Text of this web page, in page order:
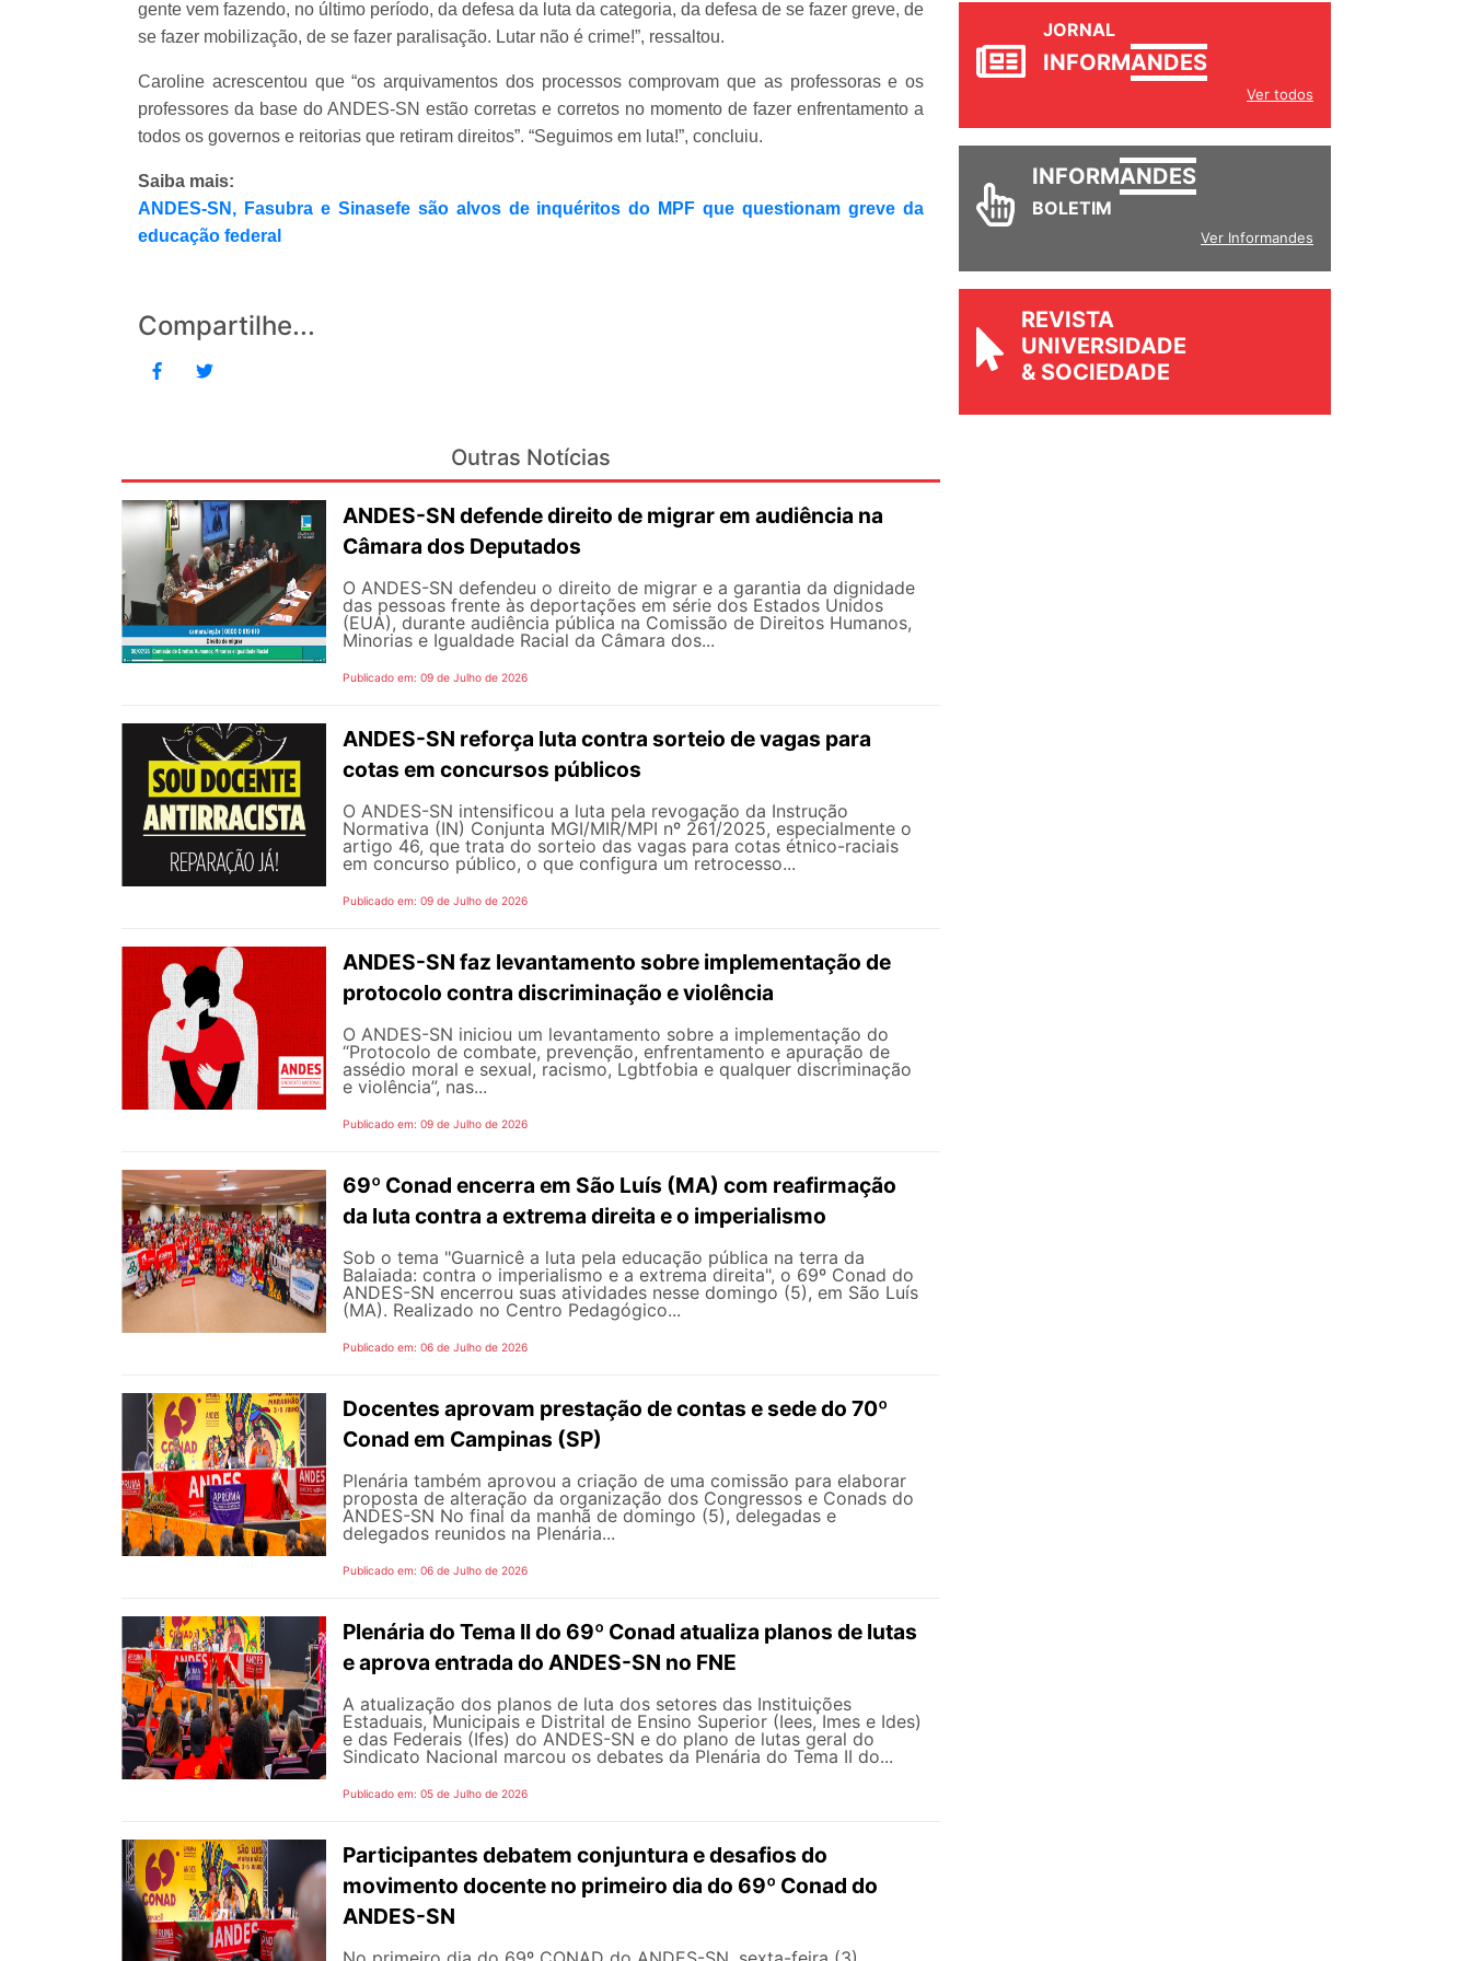
gente vem fazendo, no último período, da defesa da luta da categoria, da defesa de se fazer greve, de
se fazer mobilização, de se fazer paralisação. Lutar não é crime!”, ressaltou.
Caroline acrescentou que “os arquivamentos dos processos comprovam que as professoras e os
professores da base do ANDES-SN estão corretas e corretos no momento de fazer enfrentamento a
todos os governos e reitorias que retiram direitos”. “Seguimos em luta!”, concluiu.
Saiba mais:
ANDES-SN, Fasubra e Sinasefe são alvos de inquéritos do MPF que questionam greve da
educação federal
Compartilhe...
Outras Notícias
ANDES-SN defende direito de migrar em audiência na
Câmara dos Deputados
O ANDES-SN defendeu o direito de migrar e a garantia da dignidade
das pessoas frente às deportações em série dos Estados Unidos
(EUA), durante audiência pública na Comissão de Direitos Humanos,
Minorias e Igualdade Racial da Câmara dos...
Publicado em: 09 de Julho de 2026
ANDES-SN reforça luta contra sorteio de vagas para
cotas em concursos públicos
O ANDES-SN intensificou a luta pela revogação da Instrução
Normativa (IN) Conjunta MGI/MIR/MPI nº 261/2025, especialmente o
artigo 46, que trata do sorteio das vagas para cotas étnico-raciais
em concurso público, o que configura um retrocesso...
Publicado em: 09 de Julho de 2026
ANDES-SN faz levantamento sobre implementação de
protocolo contra discriminação e violência
O ANDES-SN iniciou um levantamento sobre a implementação do
“Protocolo de combate, prevenção, enfrentamento e apuração de
assédio moral e sexual, racismo, Lgbtfobia e qualquer discriminação
e violência”, nas...
Publicado em: 09 de Julho de 2026
69º Conad encerra em São Luís (MA) com reafirmação
da luta contra a extrema direita e o imperialismo
Sob o tema "Guarnicê a luta pela educação pública na terra da
Balaiada: contra o imperialismo e a extrema direita", o 69º Conad do
ANDES-SN encerrou suas atividades nesse domingo (5), em São Luís
(MA). Realizado no Centro Pedagógico...
Publicado em: 06 de Julho de 2026
Docentes aprovam prestação de contas e sede do 70º
Conad em Campinas (SP)
Plenária também aprovou a criação de uma comissão para elaborar
proposta de alteração da organização dos Congressos e Conads do
ANDES-SN No final da manhã de domingo (5), delegadas e
delegados reunidos na Plenária...
Publicado em: 06 de Julho de 2026
Plenária do Tema II do 69º Conad atualiza planos de lutas
e aprova entrada do ANDES-SN no FNE
A atualização dos planos de luta dos setores das Instituições
Estaduais, Municipais e Distrital de Ensino Superior (Iees, Imes e Ides)
e das Federais (Ifes) do ANDES-SN e do plano de lutas geral do
Sindicato Nacional marcou os debates da Plenária do Tema II do...
Publicado em: 05 de Julho de 2026
Participantes debatem conjuntura e desafios do
movimento docente no primeiro dia do 69º Conad do
ANDES-SN
JORNAL
Ver todos
INFORM
Ver Informandes
REVISTA
UNIVERSIDADE